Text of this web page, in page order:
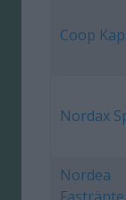
Coop
Nordax
Nordea